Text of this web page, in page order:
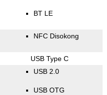
BT LE
NFC Disokong
USB Type C
USB 2.0
USB OTG